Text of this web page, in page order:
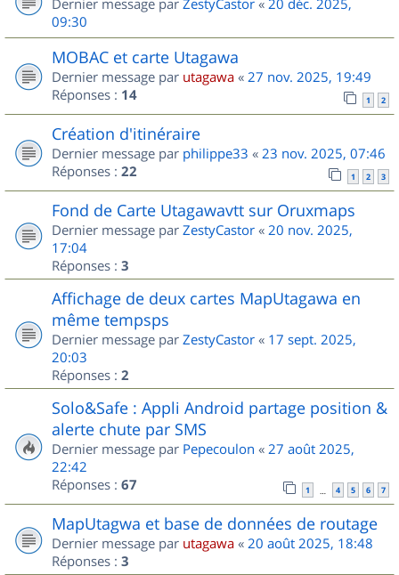
Dernier message par ZestyCastor « 20 déc. 2025,
09:30
MOBAC et carte Utagawa
Dernier message par utagawa « 27 nov. 2025, 19:49
Réponses : 14 1 2
Création d'itinéraire
Dernier message par philippe33 « 23 nov. 2025, 07:46
Réponses : 22 1 2 3
Fond de Carte Utagawavtt sur Oruxmaps
Dernier message par ZestyCastor « 20 nov. 2025,
17:04
Réponses : 3
Affichage de deux cartes MapUtagawa en
même tempsps
Dernier message par ZestyCastor « 17 sept. 2025,
20:03
Réponses : 2
Solo&Safe : Appli Android partage position &
alerte chute par SMS
Dernier message par Pepecoulon « 27 août 2025,
22:42
Réponses : 67 1 … 4 5 6 7
MapUtagwa et base de données de routage
Dernier message par utagawa « 20 août 2025, 18:48
Réponses : 3